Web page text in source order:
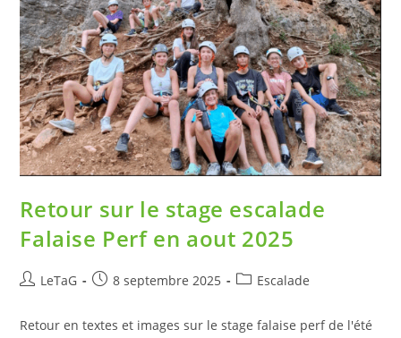
Retour sur le stage escalade
Falaise Perf en aout 2025
LeTaG 8 septembre 2025 Escalade
Retour en textes et images sur le stage falaise perf de l'été